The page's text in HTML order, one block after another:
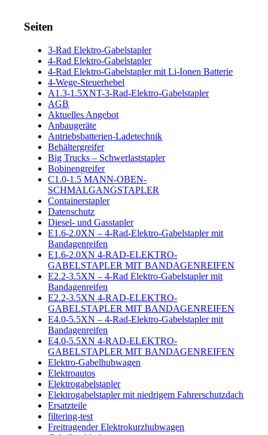
Seiten
3-Rad Elektro-Gabelstapler
4-Rad Elektro-Gabelstapler
4-Rad Elektro-Gabelstapler mit Li-Ionen Batterie
4-Wege-Steuerhebel
A1.3-1.5XNT-3-Rad-Elektro-Gabelstapler
AGB
Aktuelles Angebot
Anbaugeräte
Antriebsbatterien-Ladetechnik
Behältergreifer
Big Trucks – Schwerlaststapler
Bobinengreifer
C1.0-1.5 MANN-OBEN-
SCHMALGANGSTAPLER
Containerstapler
Datenschutz
Diesel- und Gasstapler
E1.6-2.0XN – 4-Rad-Elektro-Gabelstapler mit
Bandagenreifen
E1.6-2.0XN 4-RAD-ELEKTRO-
GABELSTAPLER MIT BANDAGENREIFEN
E2.2-3.5XN – 4-Rad Elektro-Gabelstapler mit
Bandagenreifen
E2.2-3.5XN 4-RAD-ELEKTRO-
GABELSTAPLER MIT BANDAGENREIFEN
E4.0-5.5XN – 4-Rad-Elektro-Gabelstapler mit
Bandagenreifen
E4.0-5.5XN 4-RAD-ELEKTRO-
GABELSTAPLER MIT BANDAGENREIFEN
Elektro-Gabelhubwagen
Elektroautos
Elektrogabelstapler
Elektrogabelstapler mit niedrigem Fahrerschutzdach
Ersatzteile
filtering-test
Freitragender Elektrokurzhubwagen